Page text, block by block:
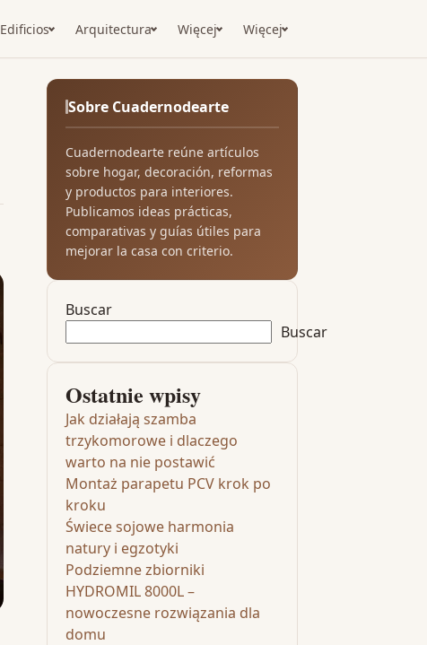
Edificios Arquitectura Więcej Więcej
Sobre Cuadernodearte
Cuadernodearte reúne artículos
sobre hogar, decoración, reformas
y productos para interiores.
Publicamos ideas prácticas,
comparativas y guías útiles para
mejorar la casa con criterio.
Buscar
Buscar
Ostatnie wpisy
Jak działają szamba
trzykomorowe i dlaczego
warto na nie postawić
Montaż parapetu PCV krok po
kroku
Świece sojowe harmonia
natury i egzotyki
Podziemne zbiorniki
HYDROMIL 8000L –
nowoczesne rozwiązania dla
domu